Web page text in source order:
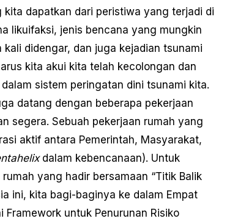
dapatkan dari peristiwa yang terjadi di
likuifaksi, jenis bencana yang mungkin
didengar, dan juga kejadian tsunami
kita akui kita telah kecolongan dan
sistem peringatan dini tsunami kita.
datang dengan beberapa pekerjaan
segera. Sebuah pekerjaan rumah yang
aktif antara Pemerintah, Masyarakat,
dalam kebencanaan). Untuk
yang hadir bersamaan “Titik Balik
ini, kita bagi-baginya ke dalam Empat
untuk Penurunan Risiko